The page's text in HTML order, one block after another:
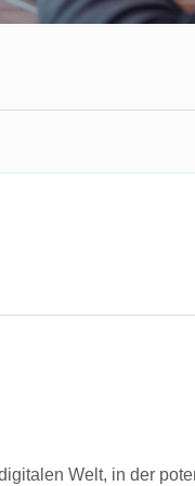
Welt, in der